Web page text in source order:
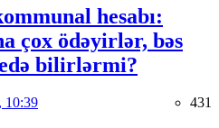
hesabı:
çox ödəyirlər, bəs
bilirlərmi?
10:39 431